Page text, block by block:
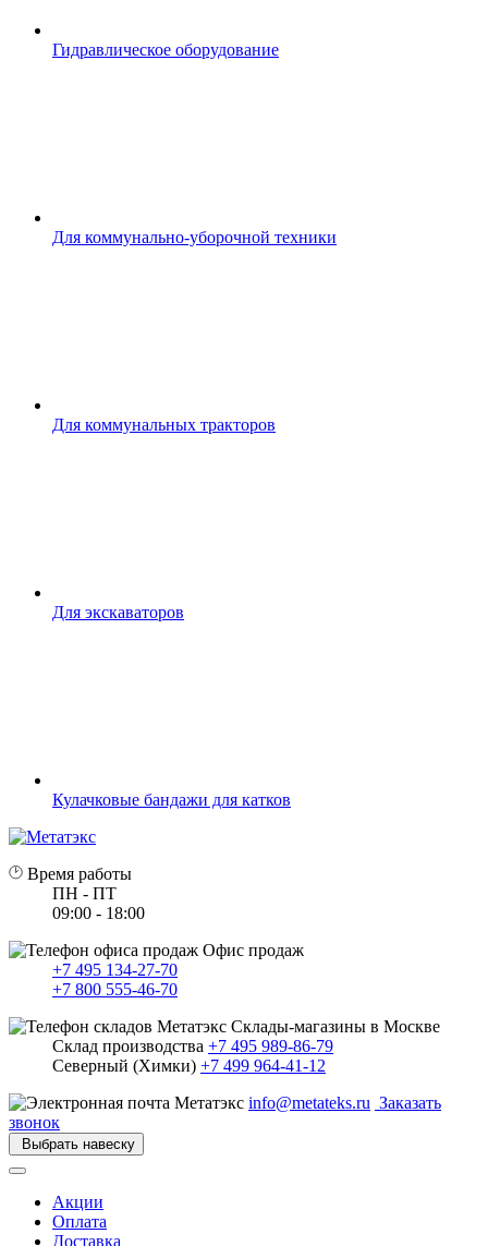
Гидравлическое оборудование
Для коммунально-уборочной техники
Для коммунальных тракторов
Для экскаваторов
Кулачковые бандажи для катков
Время работы
ПН - ПТ
09:00 - 18:00
Офис продаж
+7 495 134-27-70
+7 800 555-46-70
Склады-магазины в Москве
Склад производства +7 495 989-86-79
Северный (Химки) +7 499 964-41-12
info@metateks.ru Заказать
звонок
Выбрать навеску
Акции
Оплата
Доставка